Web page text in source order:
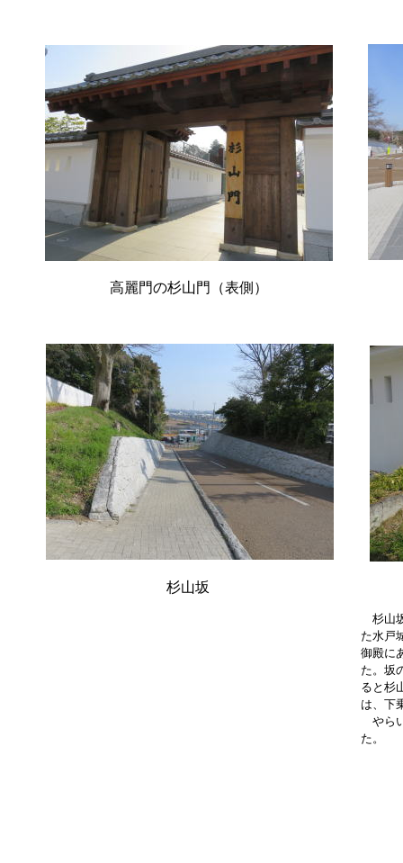
高麗門の杉山門（表側）
杉山
た水戸
御殿に
た。坂
ると杉
は、下
やら
た。
杉山坂